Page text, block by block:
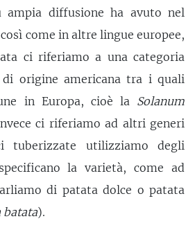
ampia diffusione ha avuto nel
come in altre lingue europee,
ci riferiamo a una categoria
origine americana tra i quali
in Europa, cioè la Solanum
ci riferiamo ad altri generi
utilizziamo degli
la varietà, come ad
di patata dolce o patata
batata).